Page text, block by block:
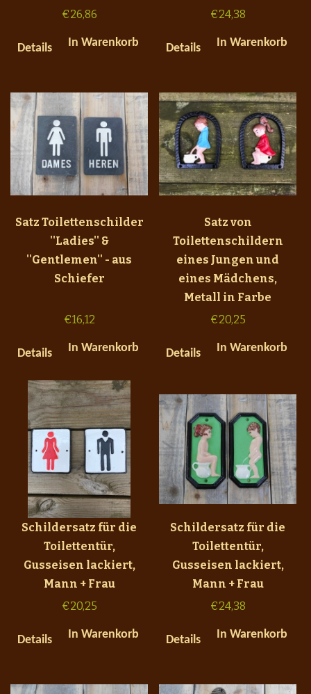
€26,86
Details In Warenkorb
€24,38
Details In Warenkorb
Satz Toilettenschilder
''Ladies'' &
''Gentlemen'' - aus
Schiefer
€16,12
Details In Warenkorb
Satz von
Toilettenschildern
eines Jungen und
eines Mädchens,
Metall in Farbe
€20,25
Details In Warenkorb
Schildersatz für die
Toilettentür,
Gusseisen lackiert,
Mann + Frau
€20,25
Details In Warenkorb
Schildersatz für die
Toilettentür,
Gusseisen lackiert,
Mann + Frau
€24,38
Details In Warenkorb